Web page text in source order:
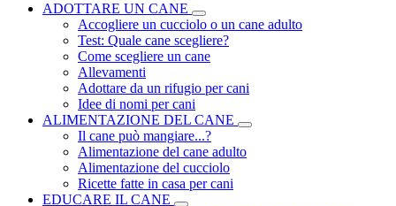
ADOTTARE UN CANE
Accogliere un cucciolo o un cane adulto
Test: Quale cane scegliere?
Come scegliere un cane
Allevamenti
Adottare da un rifugio per cani
Idee di nomi per cani
ALIMENTAZIONE DEL CANE
Il cane può mangiare...?
Alimentazione del cane adulto
Alimentazione del cucciolo
Ricette fatte in casa per cani
EDUCARE IL CANE